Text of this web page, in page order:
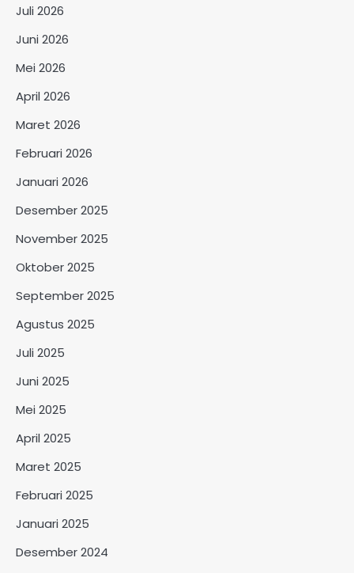
Juli 2026
Juni 2026
Mei 2026
April 2026
Maret 2026
Februari 2026
Januari 2026
Desember 2025
November 2025
Oktober 2025
September 2025
Agustus 2025
Juli 2025
Juni 2025
Mei 2025
April 2025
Maret 2025
Februari 2025
Januari 2025
Desember 2024